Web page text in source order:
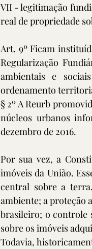
VII - legitimação
real de propriedade
Art. 9º Ficam
Regularização
ambientais e
ordenamento
§ 2º A Reurb
núcleos urbanos
dezembro de 2016.
Por sua vez, a
imóveis da União.
central sobre a
ambiente; a proteção
brasileiro; o controle
sobre os imóveis
Todavia,